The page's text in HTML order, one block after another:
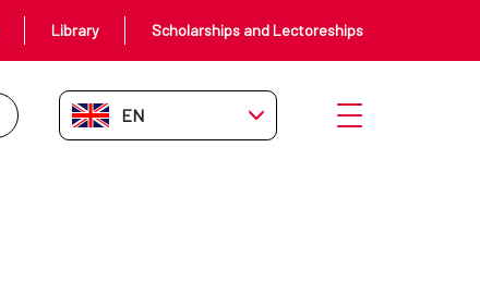
Library Scholarships and Lectoreships
EN-GB Open menu